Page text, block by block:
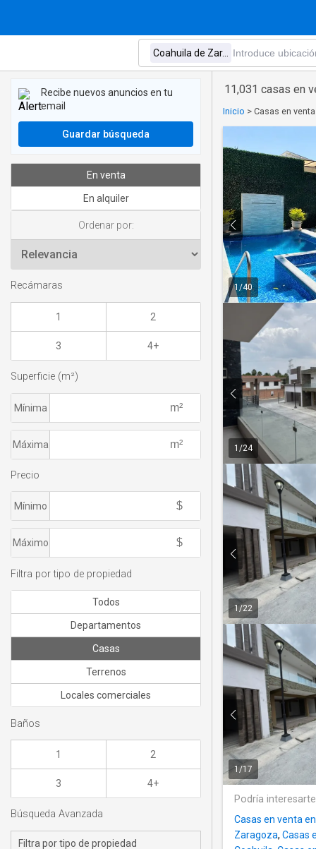
11,031 casas en
Inicio > Casas en
1 /40
1 /24
1/22
1/17
Podría
Casas en venta
Zaragoza, Casas
Recibe nuevos anuncios en tu
email
Guardar búsqueda
En venta
En alquiler
Ordenar por:
Recámaras
1 2
3 4+
Superficie (m²)
Mínima
Máxima
Precio
Mínimo
Máximo
Filtra por tipo de propiedad
Todos
Departamentos
Casas
Terrenos
Locales comerciales
Baños
1 2
3 4+
Búsqueda Avanzada
Filtra por tipo de propiedad